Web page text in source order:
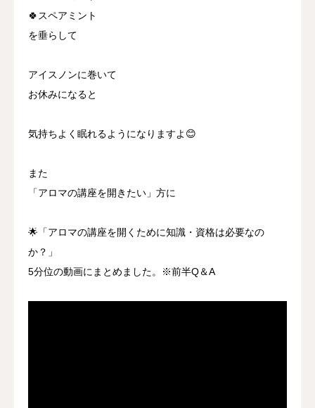
🍀スペアミント
を垂らして
アイスノンに巻いて
お休みになると
気持ちよく眠れるようになりますよ😊
また
「アロマの講座を開きたい」方に
🌟「アロマの講座を開くために知識・資格は必要なの
か？」
5分位の動画にまとめました。※前半Q＆A